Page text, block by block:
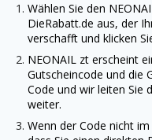
Wählen Sie den
DieRabatt.de aus, der
verschafft und klicken
NEONAIL zt erscheint
Gutscheincode und die
Code und wir leiten Sie
weiter.
Wenn der Code nicht